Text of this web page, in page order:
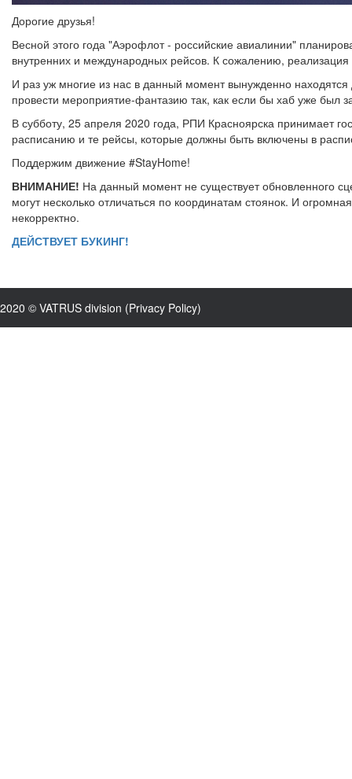
Дорогие друзья!
Весной этого года "Аэрофлот - российские авиалинии"
внутренних и международных рейсов. К сожалению,
И раз уж многие из нас в данный момент вынужденно
провести мероприятие-фантазию так, как если бы хаб уже был
В субботу, 25 апреля 2020 года, РПИ Красноярска принимает
расписанию и те рейсы, которые должны быть включены в
Поддержим движение #StayHome!
ВНИМАНИЕ! На данный момент не существует обновленного
могут несколько отличаться по координатам стоянок. И
некорректно.
ДЕЙСТВУЕТ БУКИНГ!
2020 © VATRUS division (Privacy Policy)